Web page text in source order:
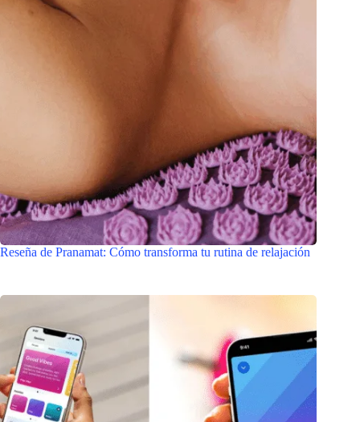
Reseña de Pranamat: Cómo transforma tu rutina de relajación